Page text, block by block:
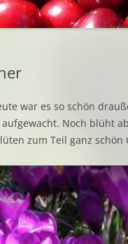
war es so schön
Noch blüht
zum Teil ganz schön